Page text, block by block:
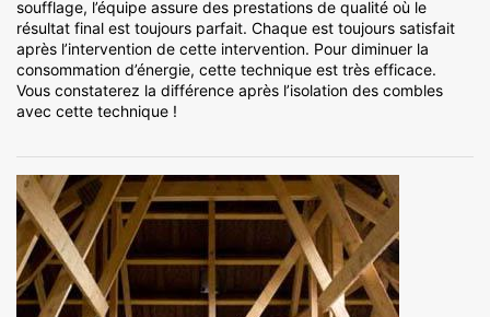
soufflage, l’équipe assure des prestations de qualité où le
résultat final est toujours parfait. Chaque est toujours satisfait
après l’intervention de cette intervention. Pour diminuer la
consommation d’énergie, cette technique est très efficace.
Vous constaterez la différence après l’isolation des combles
avec cette technique !